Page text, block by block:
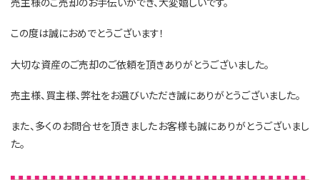
この度は誠におめでとうございます！
大切な資産のご売却のご依頼を頂きありがとうございました。
売主様、買主様、弊社をお選びいただき誠にありがとうございました。
また、多くのお問合せを頂きましたお客様も誠にありがとうございまし
た。